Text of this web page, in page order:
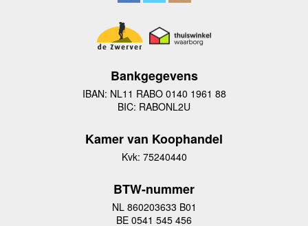
Bankgegevens
IBAN: NL11 RABO 0140 1961 88
BIC: RABONL2U
Kamer van Koophandel
Kvk: 75240440
BTW-nummer
NL 860203633 B01
BE 0541 545 456